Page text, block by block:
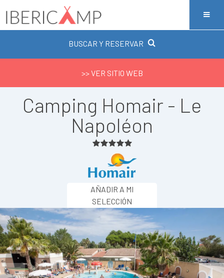
BUSCAR Y RESERVAR
>> VER SITIO WEB
Camping Homair - Le
Napoléon
AÑADIR A MI
SELECCIÓN